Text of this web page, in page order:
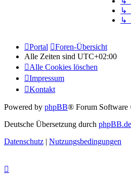
↳
↳
Portal
Foren-Übersicht
Alle Zeiten sind UTC+02:00
Alle Cookies löschen
Impressum
Kontakt
Powered by phpBB® Forum
Deutsche Übersetzung durch phpBB.de
Datenschutz | Nutzungsbedingungen